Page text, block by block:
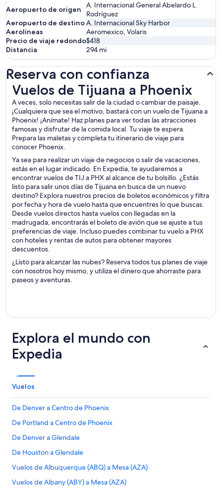
Aeropuerto de origen
A. Internacional General Abelardo L.
Rodríguez
Aeropuerto de destinoA. Internacional Sky Harbor
Aerolíneas
Aeromexico, Volaris
Precio de viaje redondo$418
Distancia
294 mi
Reserva con confianza
Vuelos de Tijuana a Phoenix
A veces, solo necesitas salir de la ciudad o cambiar de paisaje.
¡Cualquiera que sea el motivo, bastará con un vuelo de Tijuana a
Phoenix! ¡Anímate! Haz planes para ver todas las atracciones
famosas y disfrutar de la comida local. Tu viaje te espera.
Prepara las maletas y completa tu itinerario de viaje para
conocer Phoenix.
Ya sea para realizar un viaje de negocios o salir de vacaciones,
estás en el lugar indicado. En Expedia, te ayudaremos a
encontrar vuelos de TIJ a PHX al alcance de tu bolsillo. ¿Estás
listo para salir unos días de Tijuana en busca de un nuevo
destino? Explora nuestros precios de boletos económicos y filtra
por fecha y hora de vuelo hasta que encuentres lo que buscas.
Desde vuelos directos hasta vuelos con llegadas en la
madrugada, encontrarás el boleto de avión que se ajuste a tus
preferencias de viaje. Incluso puedes combinar tu vuelo a PHX
con hoteles y rentas de autos para obtener mayores
descuentos.
¿Listo para alcanzar las nubes? Reserva todos tus planes de viaje
con nosotros hoy mismo, y utiliza el dinero que ahorraste para
paseos y aventuras.
Vuelos de Tijuana a Phoenix
Explora el mundo con
Expedia
Vuelos
De Denver a Centro de Phoenix
De Portland a Centro de Phoenix
De Denver a Glendale
De Houston a Glendale
Vuelos de Albuquerque (ABQ) a Mesa (AZA)
Vuelos de Albany (ABY) a Mesa (AZA)